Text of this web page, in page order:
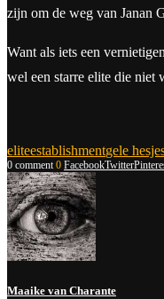
zijn om de weg van Janan
Want als iets een
wel een starre elite die niet
eliteestablishmentgele
0 comment 0 FacebookTwitter
Maaike van Charante